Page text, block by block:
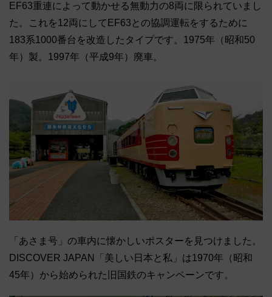
EF63重連によって動かせる無動力の8両に限られていまし
た。これを12両にしてEF63との協調運転をするために
183系1000番台を改造したタイプです。1975年（昭和50
年）製。1997年（平成9年）廃車。
「あさま号」の車内に懐かしいポスターを見つけました。
DISCOVER JAPAN「美しい日本と私」は1970年（昭和
45年）から始められた旧国鉄のキャンペーンです。